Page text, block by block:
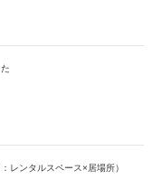
レンタルスペース×居場所）